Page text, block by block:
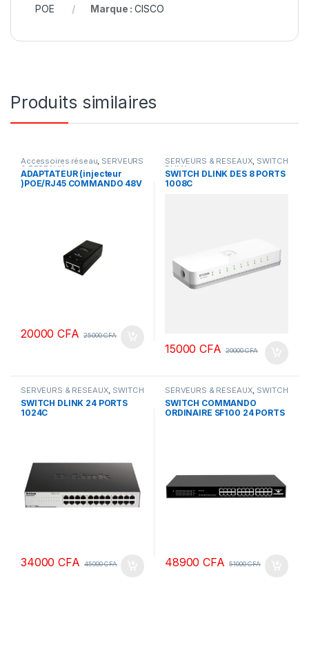
POE
Marque :CISCO
Produits similaires
Accessoires réseau, SERVEURS
& RESEAUX
ADAPTATEUR (injecteur
)POE/RJ45 COMMANDO 48V
20000CFA 25000CFA
SERVEURS & RESEAUX, SWITCH
DLINK
SWITCH DLINK DES 8 PORTS
1008C
15000CFA 20000CFA
SERVEURS & RESEAUX SWITCH
SWITCH DLINK 24 PORTS
1024C
34000CFA 45000CFA
SERVEURS & RESEAUX SWITCH
SWITCH COMMANDO
ORDINAIRE SF100 24 PORTS
48900CFA 51000CFA